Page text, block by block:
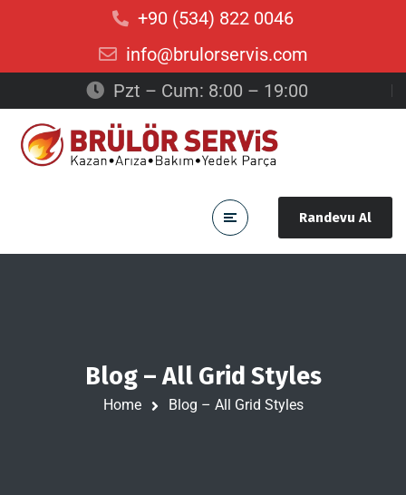
+90 (534) 822 0046
info@brulorservis.com
Pzt – Cum: 8:00 – 19:00
Randevu Al
Blog – All Grid Styles
Home Blog – All Grid Styles